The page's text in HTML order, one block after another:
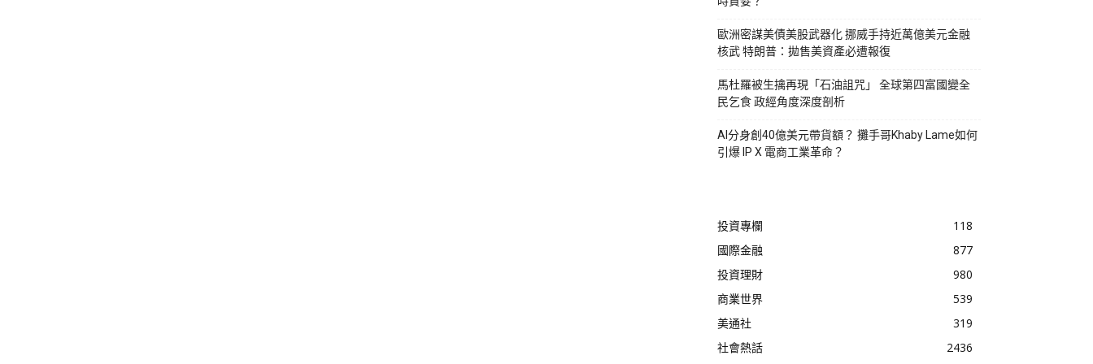
歐洲密謀美債美股武器化 挪威手持近萬億美元金融
核武 特朗普：拋售美資產必遭報復
馬杜羅被生擒再現「石油詛咒」 全球第四富國變全
民乞食 政經角度深度剖析
AI分身創40億美元帶貨額？ 攤手哥Khaby Lame如何
引爆 IP X 電商工業革命？
投資專欄
118
國際金融
877
投資理財
980
商業世界
539
美通社
319
社會熱話
2436